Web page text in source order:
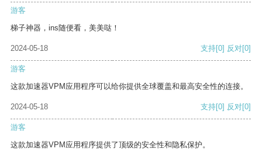
游客
梯子神器，ins随便看，美美哒！
2024-05-18 支持[0] 反对[0]
游客
这款加速器VPM应用程序可以给你提供全球覆盖和最高安全性的连接。
2024-05-18 支持[0] 反对[0]
游客
这款加速器VPM应用程序提供了顶级的安全性和隐私保护。